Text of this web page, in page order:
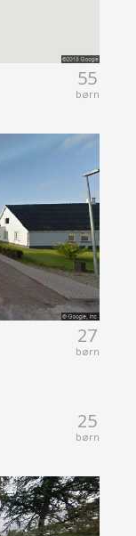
55
børn
27
børn
25
børn